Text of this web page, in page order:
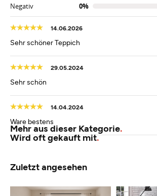
Negativ
0%
14.06.2026
Sehr schöner Teppich
29.05.2024
Sehr schön
14.04.2024
Ware bestens
Mehr aus dieser Kategorie
Wird oft gekauft mit
Zuletzt angesehen